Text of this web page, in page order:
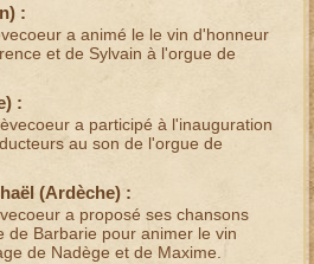
) :
a animé le le vin d'honneur
et de Sylvain à l'orgue de
) :
a participé à l'inauguration
au son de l'orgue de
(Ardèche) :
a proposé ses chansons
de Barbarie pour animer le vin
de Nadège et de Maxime.